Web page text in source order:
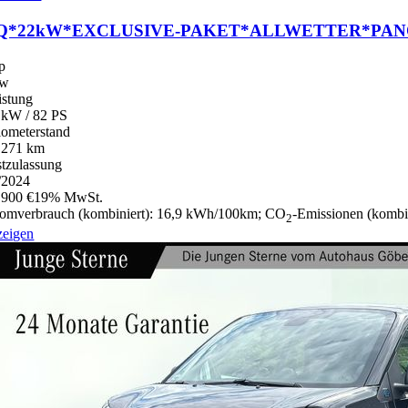
/ 82 PS
km
€19% MwSt.
(kombiniert): 16,9 kWh/100km;CO2-Emissionen